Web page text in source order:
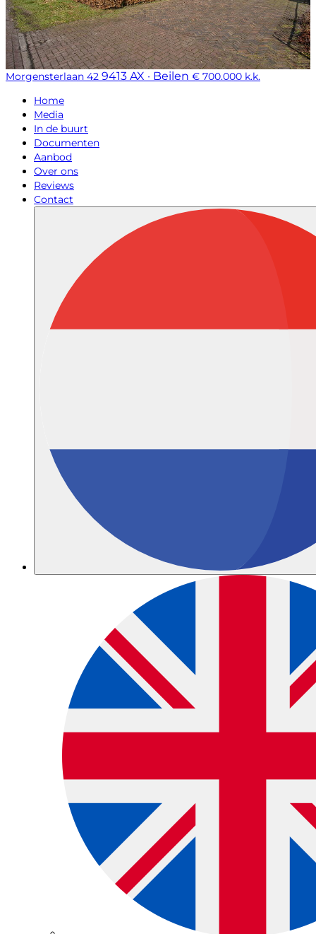
Morgensterlaan 42 9413 AX · Beilen € 700.000 k.k.
Home
Media
In de buurt
Documenten
Aanbod
Over ons
Reviews
Contact